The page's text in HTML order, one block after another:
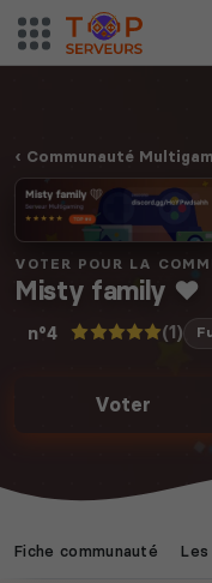
Communauté
VOTER POUR LA
Misty family ❤️
n°4 (1)
Voter
Fiche communauté